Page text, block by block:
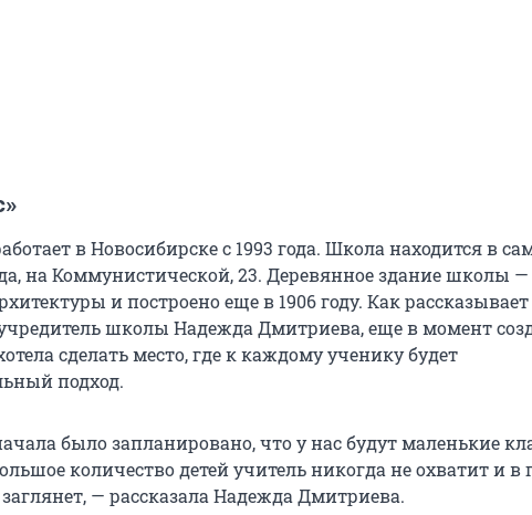
в Новосибирске с 1993 года. Школа находится в
на Коммунистической, 23. Деревянное здание школы —
и построено еще в 1906 году. Как рассказывает
школы Надежда Дмитриева, еще в момент
сделать место, где к каждому ученику будет
подход.
было запланировано, что у нас будут маленькие
количество детей учитель никогда не охватит и в
— рассказала Надежда Дмитриева.